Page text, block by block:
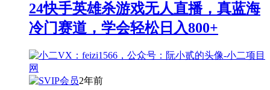
24快手英雄杀游戏无人直播，真蓝海
冷门赛道，学会轻松日入800+
2年前